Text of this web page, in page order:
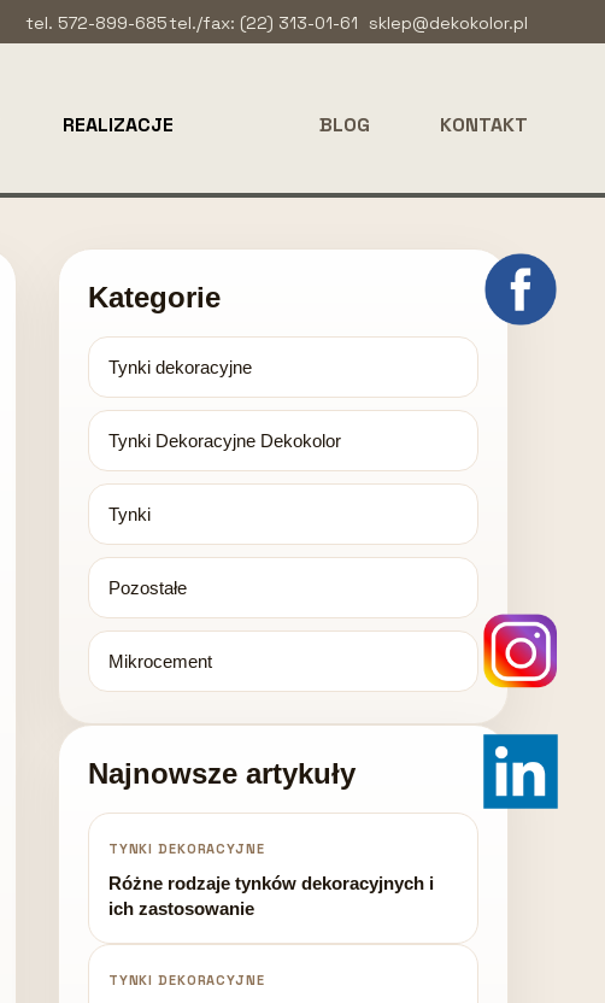
KONTAKT
BLOG
REALIZACJE
sklep@dekokolor.pl
tel./fax: (22) 313-01-61
tel. 572-899-685
Kategorie
Tynki dekoracyjne
Tynki Dekoracyjne Dekokolor
Tynki
Pozostałe
Mikrocement
Najnowsze artykuły
TYNKI DEKORACYJNE
Różne rodzaje tynków dekoracyjnych i
ich zastosowanie
TYNKI DEKORACYJNE